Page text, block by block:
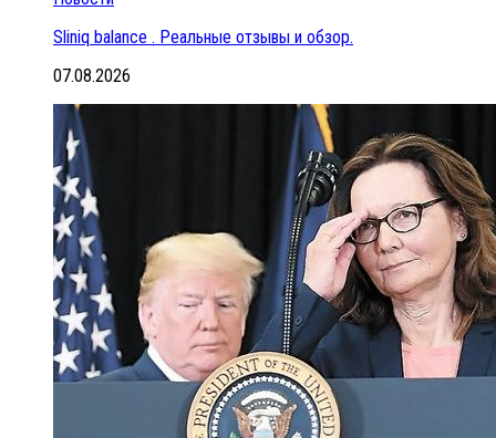
Sliniq balance . Реальные отзывы и обзор.
07.08.2026